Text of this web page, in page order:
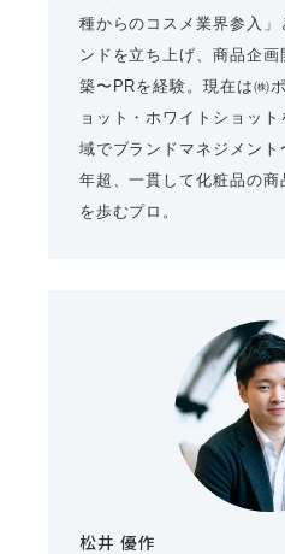
種からのコスメ業界参入」
ンドを立ち上げ、商品企
築〜PRを経験。現在は㈱
ョット・ホワイトショッ
域でブランドマネジメン
年超、一貫して化粧品の
を歩むプロ。
松井 優作